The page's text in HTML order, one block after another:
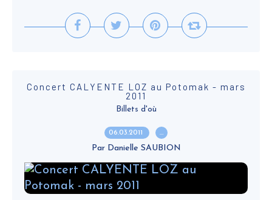
Concert CALYENTE LOZ au Potomak - mars
2011
Billets d'où
06.03.2011 …
Par Danielle SAUBION